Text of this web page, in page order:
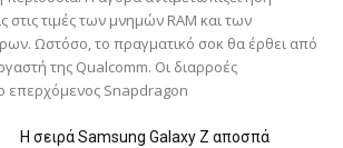
στις τιμές των μνημών RAM και των
Ωστόσο, το πραγματικό σοκ θα έρθει από
της Qualcomm. Οι διαρροές
επερχόμενος Snapdragon
Η σειρά Samsung Galaxy Z αποσπά